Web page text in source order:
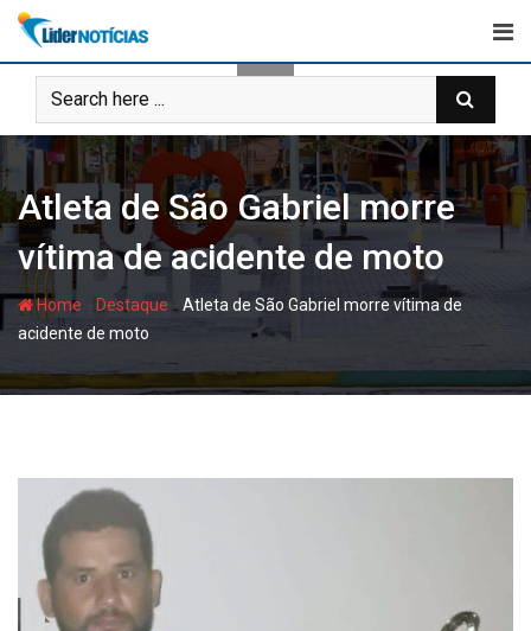
Skip
content
Atleta de São Gabriel morre
vítima de acidente de moto
Home Destaque -Atleta de São Gabriel morre vítima de
acidente de moto